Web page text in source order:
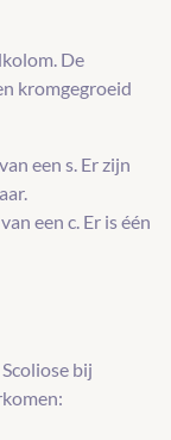
De
kromgegroeid
een s. Er zijn
een c. Er is één
bij